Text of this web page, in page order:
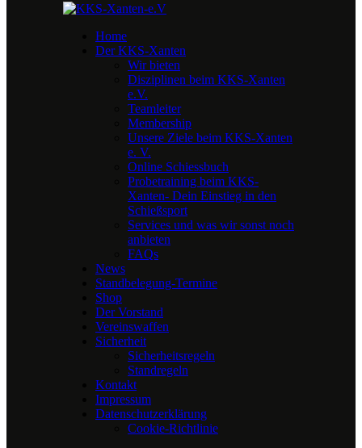
Home
Der KKS-Xanten
Wir bieten
Disziplinen beim KKS-Xanten
e.V.
Teamleiter
Membership
Unsere Ziele beim KKS-Xanten
e. V.
Online Schiessbuch
Probetraining beim KKS-
Xanten- Dein Einstieg in den
Schießsport
Services und was wir sonst noch
anbieten
FAQs
News
Standbelegung-Termine
Shop
Der Vorstand
Vereinswaffen
Sicherheit
Sicherheitsregeln
Standregeln
Kontakt
Impressum
Datenschutzerklärung
Cookie-Richtlinie